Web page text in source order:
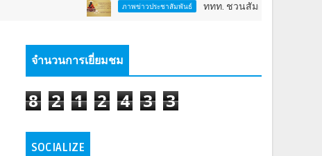
ภาพข่าวประชาสัมพันธ์ ททท. ชวนสัมผัสพลังแห่งศรัทธา ร่วมง
จำนวนการเยี่ยมชม
8 2 1 2 4 3 3
SOCIALIZE